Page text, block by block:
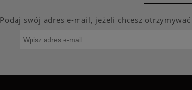
Podaj swój adres e-mail, jeżeli chcesz